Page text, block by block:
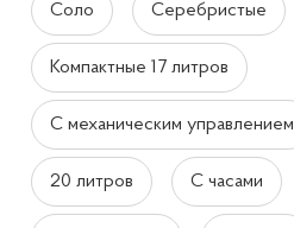
Соло Серебристые
Компактные 17 литров
С механическим управлением
20 литров С часами